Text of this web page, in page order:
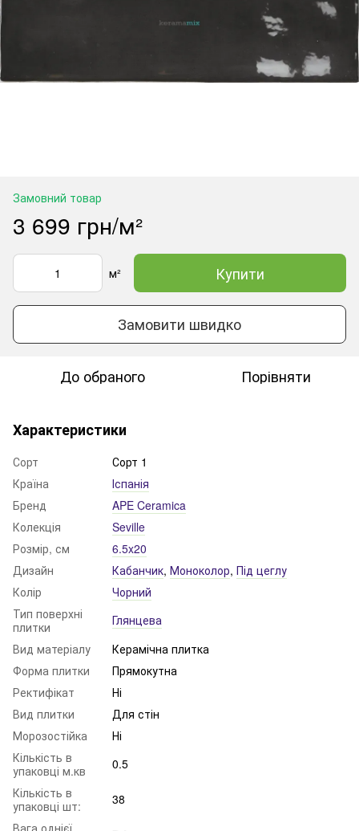
Замовний товар
3 699 грн/м²
м² Купити
Замовити швидко
До обраного Порівняти
Характеристики
Сорт
Сорт 1
Країна
Іспанія
Бренд
APE Ceramica
Колекція
Seville
Розмір, см
6.5x20
Дизайн
Кабанчик, Моноколор, Під цеглу
Колір
Чорний
Тип поверхні
плитки
Глянцева
Вид матеріалу
Керамічна плитка
Форма плитки
Прямокутна
Ректифікат
Ні
Вид плитки
Для стін
Морозостійка
Ні
Кількість в
упаковці м.кв
0.5
Кількість в
упаковці шт:
38
Вага однієї